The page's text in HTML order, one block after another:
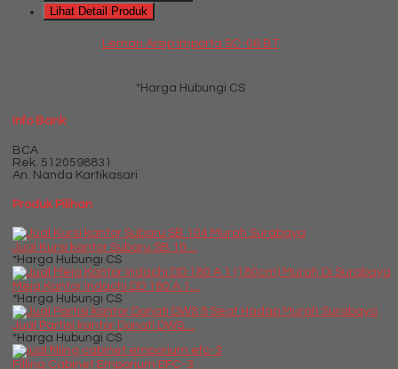
Lihat Detail Produk
Lemari Arsip Importa SC-06 BT
*Harga Hubungi CS
Info Bank
BCA
Rek. 5120598831
An. Nanda Kartikasari
Produk Pilihan
Jual Kursi kantor Subaru SB 10....
*Harga Hubungi CS
Meja Kantor Indachi DD 180 A 1....
*Harga Hubungi CS
Jual Partisi kantor Donati DWS....
*Harga Hubungi CS
Filling Cabinet Emporium EFC-3